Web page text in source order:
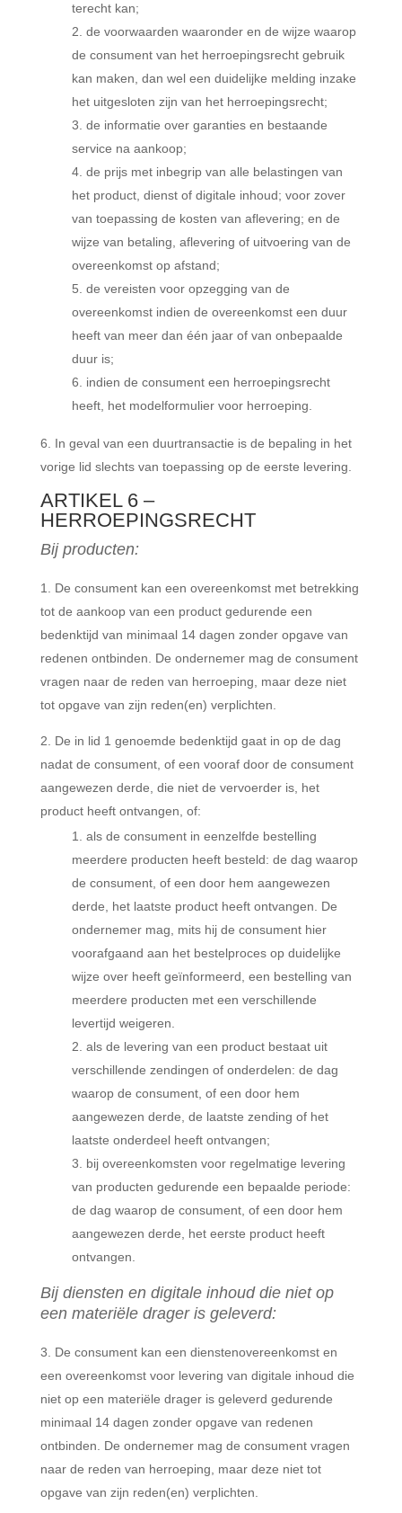
terecht kan;
de voorwaarden waaronder en de wijze waarop
de consument van het herroepingsrecht gebruik
kan maken, dan wel een duidelijke melding inzake
het uitgesloten zijn van het herroepingsrecht;
de informatie over garanties en bestaande
service na aankoop;
de prijs met inbegrip van alle belastingen van
het product, dienst of digitale inhoud; voor zover
van toepassing de kosten van aflevering; en de
wijze van betaling, aflevering of uitvoering van de
overeenkomst op afstand;
de vereisten voor opzegging van de
overeenkomst indien de overeenkomst een duur
heeft van meer dan één jaar of van onbepaalde
duur is;
indien de consument een herroepingsrecht
heeft, het modelformulier voor herroeping.
In geval van een duurtransactie is de bepaling in het
vorige lid slechts van toepassing op de eerste levering.
ARTIKEL 6 –
HERROEPINGSRECHT
Bij producten:
De consument kan een overeenkomst met betrekking
tot de aankoop van een product gedurende een
bedenktijd van minimaal 14 dagen zonder opgave van
redenen ontbinden. De ondernemer mag de consument
vragen naar de reden van herroeping, maar deze niet
tot opgave van zijn reden(en) verplichten.
De in lid 1 genoemde bedenktijd gaat in op de dag
nadat de consument, of een vooraf door de consument
aangewezen derde, die niet de vervoerder is, het
product heeft ontvangen, of:
als de consument in eenzelfde bestelling
meerdere producten heeft besteld: de dag waarop
de consument, of een door hem aangewezen
derde, het laatste product heeft ontvangen. De
ondernemer mag, mits hij de consument hier
voorafgaand aan het bestelproces op duidelijke
wijze over heeft geïnformeerd, een bestelling van
meerdere producten met een verschillende
levertijd weigeren.
als de levering van een product bestaat uit
verschillende zendingen of onderdelen: de dag
waarop de consument, of een door hem
aangewezen derde, de laatste zending of het
laatste onderdeel heeft ontvangen;
bij overeenkomsten voor regelmatige levering
van producten gedurende een bepaalde periode:
de dag waarop de consument, of een door hem
aangewezen derde, het eerste product heeft
ontvangen.
Bij diensten en digitale inhoud die niet op
een materiële drager is geleverd:
De consument kan een dienstenovereenkomst en
een overeenkomst voor levering van digitale inhoud die
niet op een materiële drager is geleverd gedurende
minimaal 14 dagen zonder opgave van redenen
ontbinden. De ondernemer mag de consument vragen
naar de reden van herroeping, maar deze niet tot
opgave van zijn reden(en) verplichten.